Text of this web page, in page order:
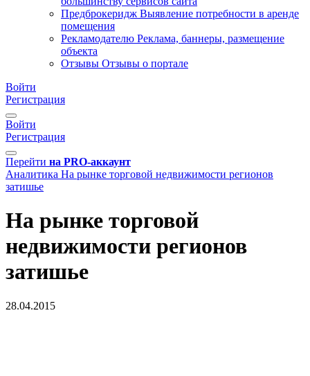
Предброкеридж Выявление потребности в аренде
помещения
Рекламодателю Реклама, баннеры, размещение
объекта
Отзывы Отзывы о портале
Войти
Регистрация
Войти
Регистрация
Перейти на PRO-аккаунт
Аналитика На рынке торговой недвижимости регионов
затишье
На рынке торговой
недвижимости регионов
затишье
28.04.2015